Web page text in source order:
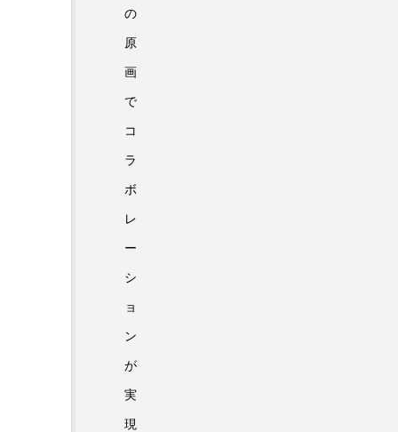
の
原
画
で
コ
ラ
ボ
レ
ー
シ
ョ
ン
が
実
現